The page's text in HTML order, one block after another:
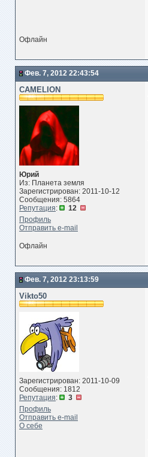
Офлайн
Фев. 7, 2012 22:43:54
CAMELION
Юрий
Из: Планета земля
Зарегистрирован: 2011-10-12
Сообщения: 5864
Репутация:
12
Профиль
Отправить e-mail
Офлайн
Фев. 7, 2012 23:13:59
Vikto50
Зарегистрирован: 2011-10-09
Сообщения: 1812
Репутация:
3
Профиль
Отправить e-mail
О себе